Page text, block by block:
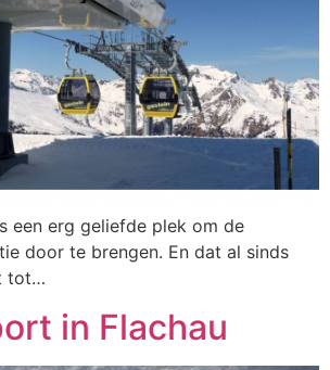
een erg geliefde plek om de
door te brengen. En dat al sinds
tot…
in Flachau